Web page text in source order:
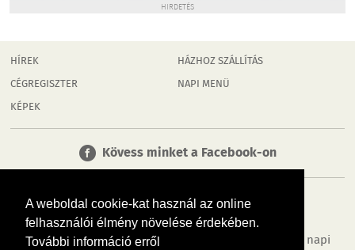
A weboldal cookie-kat használ az online
felhasználói élmény növelése érdekében.
További információ erről
HIRDETÉS
HÍREK
CÉGREGISZTER
KÉPEK
HÁZHOZ SZÁLLÍTÁS
NAPI MENÜ
Kövess minket a Facebook-on
Tudj meg többet városodról! Hírek, programok, képek, napi